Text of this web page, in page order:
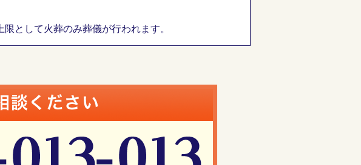
として火葬のみ葬儀が行われます。